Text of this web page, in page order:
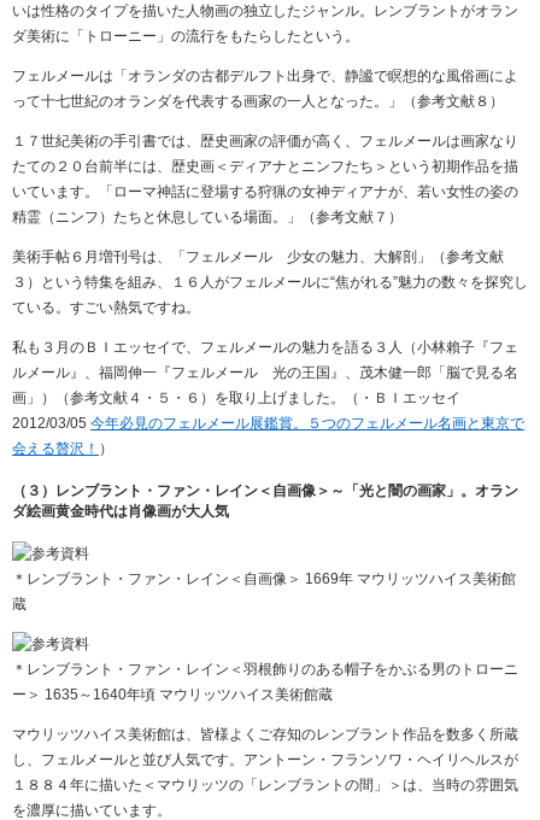
いは性格のタイプを描いた人物画の独立したジャンル。レンブラントがオラン
ダ美術に「トローニー」の流行をもたらしたという。
フェルメールは「オランダの古都デルフト出身で、静謐で瞑想的な風俗画によ
って十七世紀のオランダを代表する画家の一人となった。」（参考文献８）
１７世紀美術の手引書では、歴史画家の評価が高く、フェルメールは画家なり
たての２０台前半には、歴史画＜ディアナとニンフたち＞という初期作品を描
いています。「ローマ神話に登場する狩猟の女神ディアナが、若い女性の姿の
精霊（ニンフ）たちと休息している場面。」（参考文献７）
美術手帖６月増刊号は、「フェルメール 少女の魅力、大解剖」（参考文献
３）という特集を組み、１６人がフェルメールに“焦がれる”魅力の数々を探究し
ている。すごい熱気ですね。
私も３月のＢＩエッセイで、フェルメールの魅力を語る３人（小林賴子『フェ
ルメール』、福岡伸一『フェルメール 光の王国』、茂木健一郎「脳で見る名
画」）（参考文献４・５・６）を取り上げました。（・ＢＩエッセイ
2012/03/05 今年必見のフェルメール展鑑賞。５つのフェルメール名画と東京で
会える贅沢！ ）
（３）レンブラント・ファン・レイン＜自画像＞～「光と闇の画家」。オラン
ダ絵画黄金時代は肖像画が大人気
＊レンブラント・ファン・レイン＜自画像＞ 1669年 マウリッツハイス美術館
蔵
＊レンブラント・ファン・レイン＜羽根飾りのある帽子をかぶる男のトローニ
ー＞ 1635～1640年頃 マウリッツハイス美術館蔵
マウリッツハイス美術館は、皆様よくご存知のレンブラント作品を数多く所蔵
し、フェルメールと並び人気です。アントーン・フランソワ・ヘイリヘルスが
１８８４年に描いた＜マウリッツの「レンブラントの間」＞は、当時の雰囲気
を濃厚に描いています。